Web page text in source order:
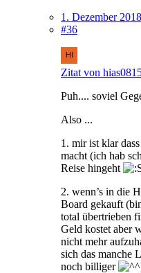
1. Dezember
#36
Zitat von
Puh.... soviel
Also ...
1. mir ist klar
macht (ich hab
Reise hingeht
2. wenn’s in die
Board gekauft
total übertrieben
Geld kostet aber
nicht mehr
sich das manche
noch billiger